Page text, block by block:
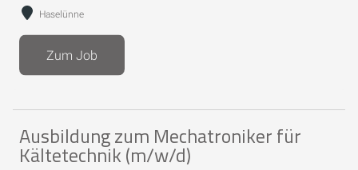
Haselünne
Zum Job
Ausbildung zum Mechatroniker für
Kältetechnik (m/w/d)